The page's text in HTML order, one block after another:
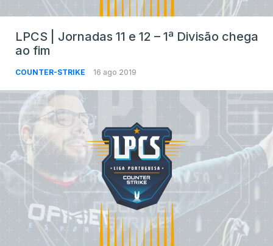
LPCS | Jornadas 11 e 12 – 1ª Divisão chega
ao fim
COUNTER-STRIKE 16 ago 2019